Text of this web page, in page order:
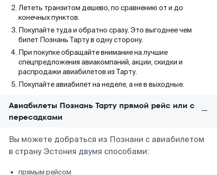
Лететь транзитом дешево, по сравнению от и до
конечных пунктов.
Покупайте туда и обратно сразу. Это выгоднее чем
билет Познань Тарту в одну сторону.
При покупке обращайте внимание на лучшие
спецпредложения авиакомпаний, акции, скидки и
распродажи авиабилетов из Тарту.
Покупайте авиабилет на неделе, а не в выходные.
Авиабилеты Познань Тарту прямой рейс или с
пересадками
Вы можете добраться из Познани с авиабилетом
в страну Эстония двумя способами:
прямым рейсом